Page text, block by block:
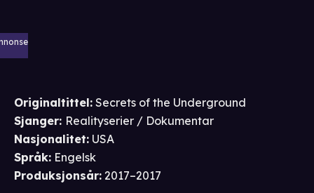
Originaltittel: Secrets of the Underground
Sjanger: Realityserier / Dokumentar
Nasjonalitet: USA
Språk: Engelsk
Produksjonsår: 2017–2017